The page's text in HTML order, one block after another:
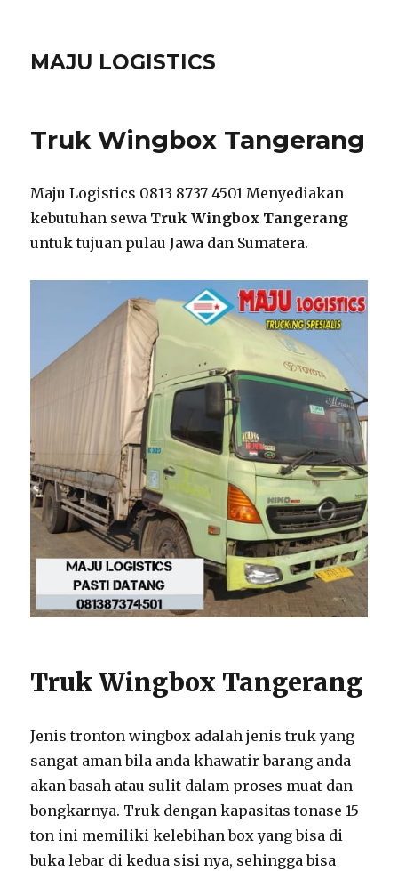
MAJU LOGISTICS
Truk Wingbox Tangerang
Maju Logistics 0813 8737 4501 Menyediakan
kebutuhan sewa Truk Wingbox Tangerang
untuk tujuan pulau Jawa dan Sumatera.
Truk Wingbox Tangerang
Jenis tronton wingbox adalah jenis truk yang
sangat aman bila anda khawatir barang anda
akan basah atau sulit dalam proses muat dan
bongkarnya. Truk dengan kapasitas tonase 15
ton ini memiliki kelebihan box yang bisa di
buka lebar di kedua sisi nya, sehingga bisa